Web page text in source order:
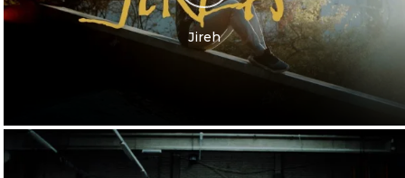
Jireh